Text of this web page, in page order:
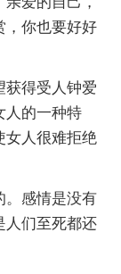
，你也要好好
获得受人钟爱
人的一种特
女人很难拒绝
。感情是没有
人们至死都还